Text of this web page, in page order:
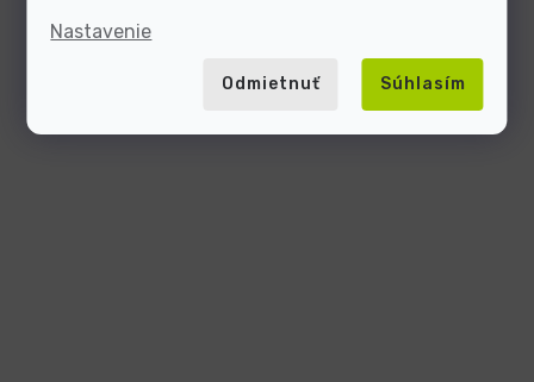
Nastavenie
Odmietnuť Súhlasím